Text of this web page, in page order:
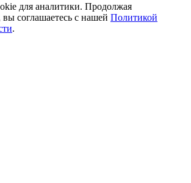
для аналитики. Продолжая
вы соглашаетесь с нашей Политикой
.